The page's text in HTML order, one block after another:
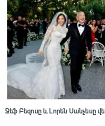
Ջեֆ Բեզոսը և Լորեն Սանչեսը